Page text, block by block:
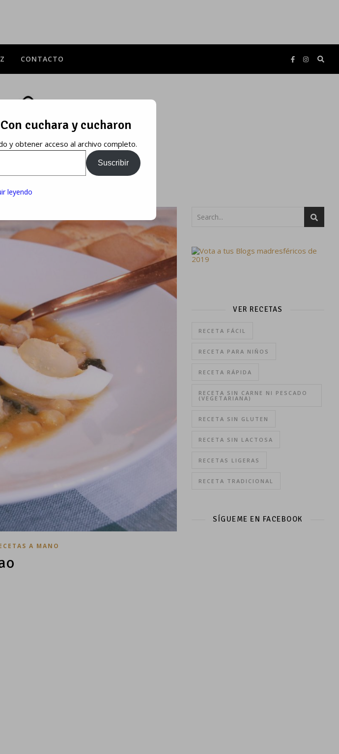
CONTACTO
A MANO
VER RECETAS
RECETA FÁCIL
RECETA PARA NIÑOS
RECETA RÁPIDA
RECETA SIN CARNE NI PESCADO
(VEGETARIANA)
RECETA SIN GLUTEN
RECETA SIN LACTOSA
RECETAS LIGERAS
RECETA TRADICIONAL
SÍGUEME EN FACEBOOK
cuchara y cucharon
y obtener acceso al archivo completo.
Suscribir
leyendo